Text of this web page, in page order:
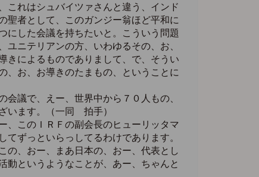
これはシュバイツァさんと違う、インド
聖者として、このガンジー翁ほど平和に
にした会議を持ちたいと。こういう問題
ニテリアンの方、いわゆるその、お、
きによるものでありまして、で、そうい
、お、お導きのたまもの、ということに
議で、えー、世界中から７０人もの、
います。（一同 拍手）
、このＩＲＦの副会長のヒューリッタマ
ずっといらっしてるわけであります。
の、おー、まあ日本の、おー、代表とし
動というようなことが、あー、ちゃんと